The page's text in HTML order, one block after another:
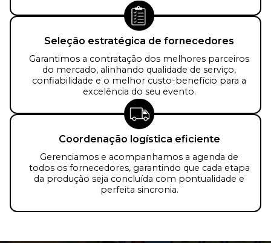
Seleção estratégica de fornecedores
Garantimos a contratação dos melhores parceiros
do mercado, alinhando qualidade de serviço,
confiabilidade e o melhor custo-benefício para a
excelência do seu evento.
Coordenação logística eficiente
Gerenciamos e acompanhamos a agenda de
todos os fornecedores, garantindo que cada etapa
da produção seja concluída com pontualidade e
perfeita sincronia.